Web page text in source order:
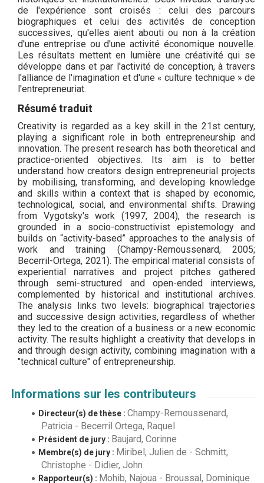
de l'expérience sont croisés : celui des parcours
biographiques et celui des activités de conception
successives, qu'elles aient abouti ou non à la création
d'une entreprise ou d'une activité économique nouvelle.
Les résultats mettent en lumière une créativité qui se
développe dans et par l'activité de conception, à travers
l'alliance de l'imagination et d'une « culture technique » de
l'entrepreneuriat.
Résumé traduit
Creativity is regarded as a key skill in the 21st century,
playing a significant role in both entrepreneurship and
innovation. The present research has both theoretical and
practice-oriented objectives. Its aim is to better
understand how creators design entrepreneurial projects
by mobilising, transforming, and developing knowledge
and skills within a context that is shaped by economic,
technological, social, and environmental shifts. Drawing
from Vygotsky's work (1997, 2004), the research is
grounded in a socio-constructivist epistemology and
builds on “activity-based” approaches to the analysis of
work and training (Champy-Remoussenard, 2005;
Becerril-Ortega, 2021). The empirical material consists of
experiential narratives and project pitches gathered
through semi-structured and open-ended interviews,
complemented by historical and institutional archives.
The analysis links two levels: biographical trajectories
and successive design activities, regardless of whether
they led to the creation of a business or a new economic
activity. The results highlight a creativity that develops in
and through design activity, combining imagination with a
"technical culture" of entrepreneurship.
Informations sur les contributeurs
Directeur(s) de thèse : Champy-Remoussenard,
Patricia - Becerril Ortega, Raquel
Président de jury : Baujard, Corinne
Membre(s) de jury : Miribel, Julien de - Schmitt,
Christophe - Didier, John
Rapporteur(s) : Mohib, Najoua - Broussal, Dominique